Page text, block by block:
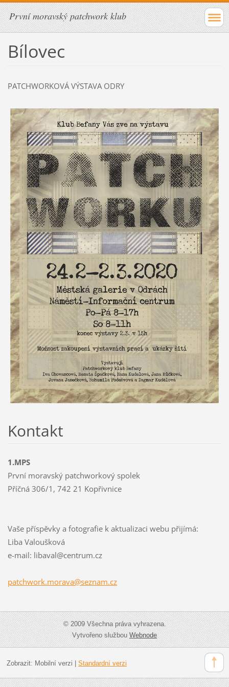
První moravský patchwork klub
Bílovec
PATCHWORKOVÁ VÝSTAVA ODRY
Kontakt
1.MPS
První moravský patchworkový spolek
Příčná 306/1, 742 21 Kopřivnice
Vaše příspěvky a fotografie k aktualizaci webu přijímá:
Liba Valoušková
e-mail: libaval@centrum.cz
patchwork.morava@seznam.cz
© 2009 Všechna práva vyhrazena.
Vytvořeno službouWebnode
Zobrazit: Mobilní verzi Standardní verzi